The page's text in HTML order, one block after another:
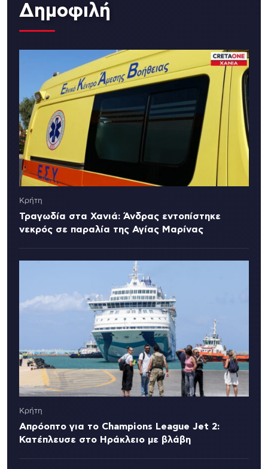
Δημοφιλή
Κρήτη
Τραγωδία στα Χανιά: Άνδρας εντοπίστηκε
νεκρός σε παραλία της Αγίας Μαρίνας
Κρήτη
Απρόοπτο για το Champions League Jet 2:
Κατέπλευσε στο Ηράκλειο με βλάβη